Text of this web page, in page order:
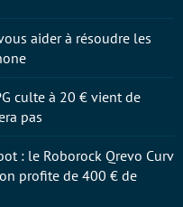
aider à résoudre les
culte à 20 € vient de
pas
: le Roborock Qrevo Curv
profite de 400 € de